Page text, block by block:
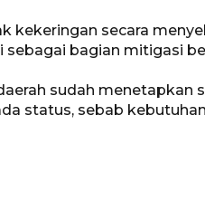
kekeringan secara
sebagai bagian mitigasi
sudah menetapkan
status, sebab